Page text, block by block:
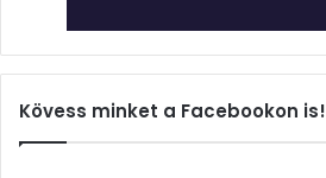
Kövess minket a Facebookon is!